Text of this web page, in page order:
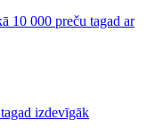
10 000 preču tagad ar
izdevīgāk